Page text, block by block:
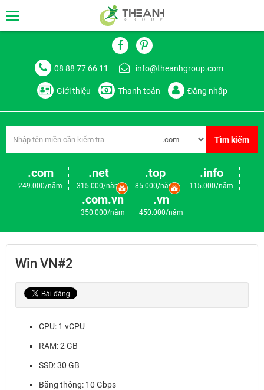
08 88 77 66 11 info@theanhgroup.com
Giới thiệu Thanh toán Đăng nhập
Tìm kiếm
.com
249.000/năm
.net
315.000/năm
.top
85.000/năm
.info
115.000/năm
.com.vn
350.000/năm
.vn
450.000/năm
Win VN#2
CPU: 1 vCPU
RAM: 2 GB
SSD: 30 GB
Băng thông: 10 Gbps